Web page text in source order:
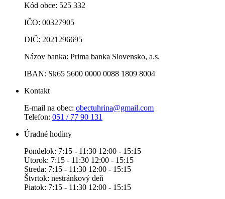
Kód obce: 525 332
IČO: 00327905
DIČ: 2021296695
Názov banka: Prima banka Slovensko, a.s.
IBAN: Sk65 5600 0000 0088 1809 8004
Kontakt
E-mail na obec: obectuhrina@gmail.com
Telefon: 051 / 77 90 131
Úradné hodiny
Pondelok: 7:15 - 11:30 12:00 - 15:15
Utorok: 7:15 - 11:30 12:00 - 15:15
Streda: 7:15 - 11:30 12:00 - 15:15
Štvrtok: nestránkový deň
Piatok: 7:15 - 11:30 12:00 - 15:15